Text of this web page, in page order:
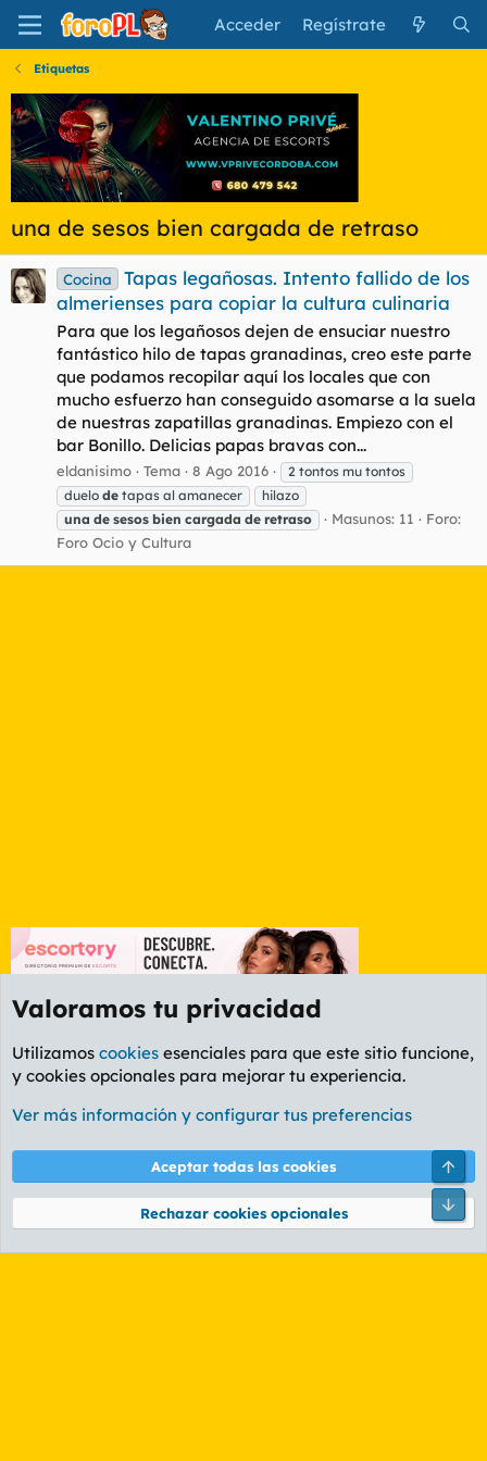
Acceder Regístrate
Etiquetas
una de sesos bien cargada de retraso
Cocina
Tapas legañosas. Intento fallido de los
almerienses para copiar la cultura culinaria
Para que los legañosos dejen de ensuciar nuestro
fantástico hilo de tapas granadinas, creo este parte
que podamos recopilar aquí los locales que con
mucho esfuerzo han conseguido asomarse a la suela
de nuestras zapatillas granadinas. Empiezo con el
bar Bonillo. Delicias papas bravas con...
eldanisimo Tema 8 Ago 2016
2 tontos mu tontos
duelo de tapas al amanecer
hilazo
una de sesos bien cargada de retraso Masunos: 11
Foro:
Foro Ocio y Cultura
Etiquetas
Cookies
PL OLDSTYLE AMARILLO
Términos y reglas Política de privacidad Ayuda
Community platform by XenForo® © 2010-2026 XenForo Ltd.
Valoramos tu privacidad
Utilizamos cookies esenciales para que este sitio funcione,
y cookies opcionales para mejorar tu experiencia.
Ver más información y configurar tus preferencias
Aceptar todas las cookies
Rechazar cookies opcionales
Pie